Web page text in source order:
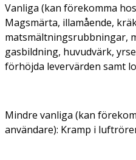
Vanliga (kan förekomma
Magsmärta, illamående,
matsmältningsrubbningar,
gasbildning, huvudvärk,
förhöjda levervärden samt
Mindre vanliga (kan
användare): Kramp i